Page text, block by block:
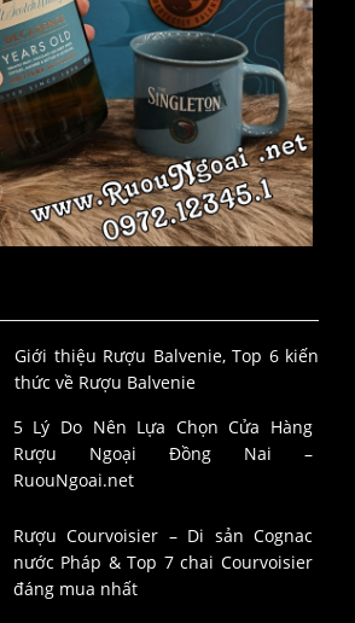
Giới thiệu Rượu Balvenie, Top 6 kiến
thức về Rượu Balvenie
5 Lý Do Nên Lựa Chọn Cửa Hàng
Rượu Ngoại Đồng Nai –
Rượu Courvoisier – Di sản Cognac
nước Pháp & Top 7 chai Courvoisier